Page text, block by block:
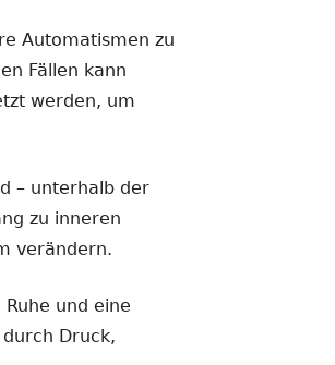
Automatismen zu
Fällen kann
werden, um
– unterhalb der
zu inneren
verändern.
und eine
Druck,